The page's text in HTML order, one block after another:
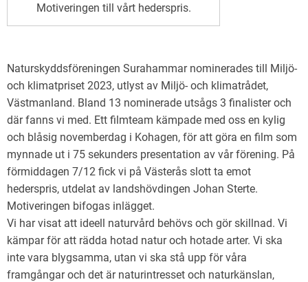
Motiveringen till vårt hederspris.
Naturskyddsföreningen Surahammar nominerades till Miljö-
och klimatpriset 2023, utlyst av Miljö- och klimatrådet,
Västmanland. Bland 13 nominerade utsågs 3 finalister och
där fanns vi med. Ett filmteam kämpade med oss en kylig
och blåsig novemberdag i Kohagen, för att göra en film som
mynnade ut i 75 sekunders presentation av vår förening. På
förmiddagen 7/12 fick vi på Västerås slott ta emot
hederspris, utdelat av landshövdingen Johan Sterte.
Motiveringen bifogas inlägget.
Vi har visat att ideell naturvård behövs och gör skillnad. Vi
kämpar för att rädda hotad natur och hotade arter. Vi ska
inte vara blygsamma, utan vi ska stå upp för våra
framgångar och det är naturintresset och naturkänslan,